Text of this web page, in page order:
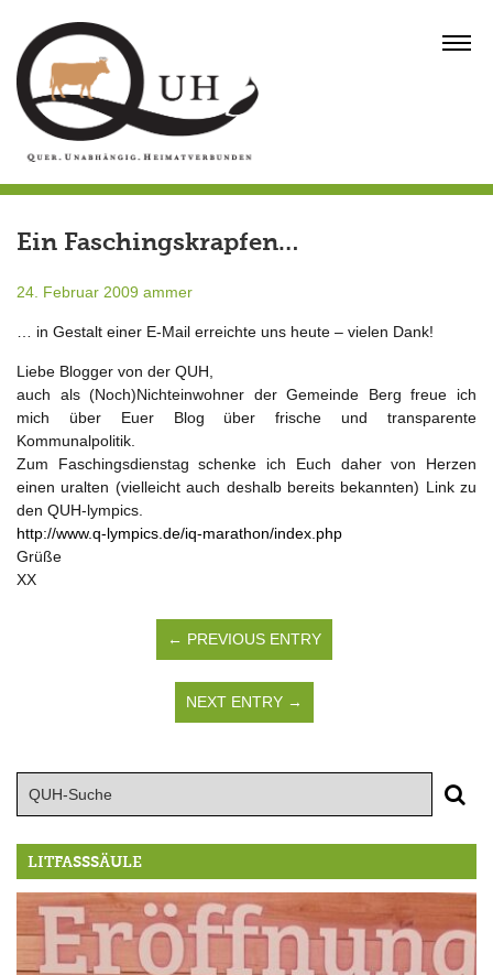
content
Ein Faschingskrapfen…
24. Februar 2009 ammer
… in Gestalt einer E-Mail erreichte uns heute – vielen Dank!
Liebe Blogger von der QUH,
auch als (Noch)Nichteinwohner der Gemeinde Berg freue ich
mich über Euer Blog über frische und transparente
Kommunalpolitik.
Zum Faschingsdienstag schenke ich Euch daher von Herzen
einen uralten (vielleicht auch deshalb bereits bekannten) Link zu
den QUH-lympics.
http://www.q-lympics.de/iq-marathon/index.php
Grüße
XX
← PREVIOUS ENTRY
NEXT ENTRY →
LITFASSSÄULE